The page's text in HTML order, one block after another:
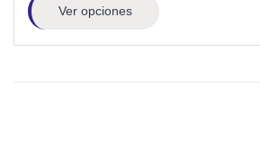
Ver opciones